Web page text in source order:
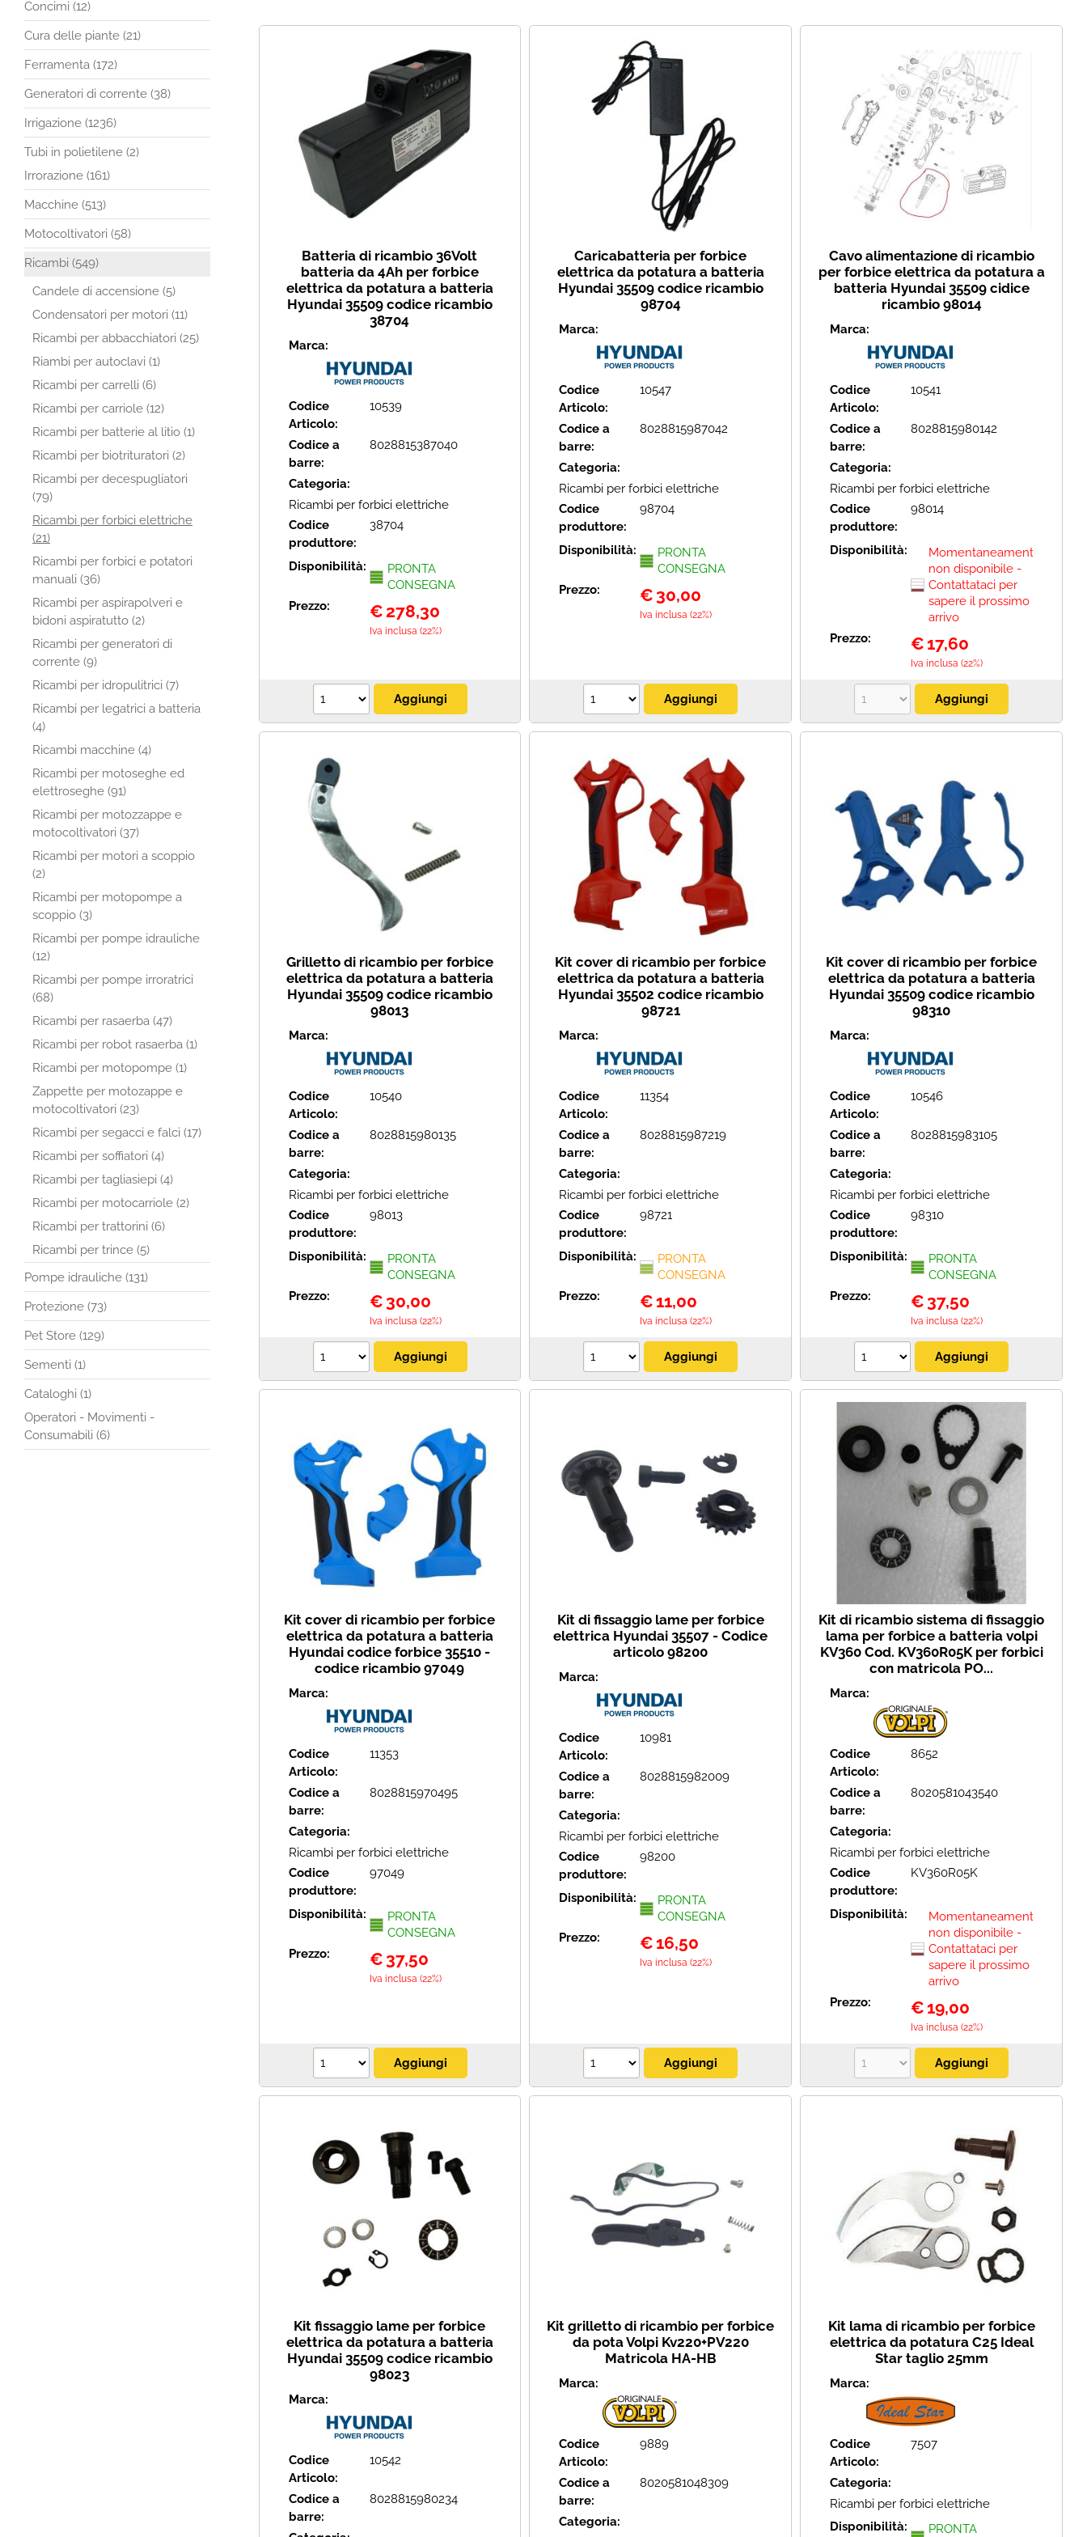
Concimi (12)
Cura delle piante (21)
Ferramenta (172)
Generatori di corrente (38)
Irrigazione (1236)
Tubi in polietilene (2)
Irrorazione (161)
Macchine (513)
Motocoltivatori (58)
Ricambi (549)
Candele di accensione (5)
Condensatori per motori (11)
Ricambi per abbacchiatori (25)
Riambi per autoclavi (1)
Ricambi per carrelli (6)
Ricambi per carriole (12)
Ricambi per batterie al litio (1)
Ricambi per biotrituratori (2)
Ricambi per decespugliatori
(79)
Ricambi per forbici elettriche
(21)
Ricambi per forbici e potatori
manuali (36)
Ricambi per aspirapolveri e
bidoni aspiratutto (2)
Ricambi per generatori di
corrente (9)
Ricambi per idropulitrici (7)
Ricambi per legatrici a batteria
(4)
Ricambi macchine (4)
Ricambi per motoseghe ed
elettroseghe (91)
Ricambi per motozzappe e
motocoltivatori (37)
Ricambi per motori a scoppio
(2)
Ricambi per motopompe a
scoppio (3)
Ricambi per pompe idrauliche
(12)
Ricambi per pompe irroratrici
(68)
Ricambi per rasaerba (47)
Ricambi per robot rasaerba (1)
Ricambi per motopompe (1)
Zappette per motozappe e
motocoltivatori (23)
Ricambi per segacci e falci (17)
Ricambi per soffiatori (4)
Ricambi per tagliasiepi (4)
Ricambi per motocarriole (2)
Ricambi per trattorini (6)
Ricambi per trince (5)
Pompe idrauliche (131)
Protezione (73)
Pet Store (129)
Sementi (1)
Cataloghi (1)
Operatori - Movimenti -
Consumabili (6)
Batteria di ricambio 36Volt
batteria da 4Ah per forbice
elettrica da potatura a batteria
Hyundai 35509 codice ricambio
38704
Marca:
Codice
Articolo:
10539
Codice a
barre:
8028815387040
Categoria:
Ricambi per forbici elettriche
Codice
produttore:
38704
Disponibilità:
PRONTA
CONSEGNA
Prezzo:
€278,30
Iva inclusa (22%)
Caricabatteria per forbice
elettrica da potatura a batteria
Hyundai 35509 codice ricambio
98704
Marca:
Codice
Articolo:
10547
Codice a
barre:
8028815987042
Categoria:
Ricambi per forbici elettriche
Codice
produttore:
98704
Disponibilità:
PRONTA
CONSEGNA
Prezzo:
€ 30,00
Iva inclusa (22%)
Cavo alimentazione di ricambio
per forbice elettrica da potatura a
batteria Hyundai 35509 cidice
ricambio 98014
Marca:
Codice
Articolo:
10541
Codice a
barre:
8028815980142
Categoria:
Ricambi per forbici elettriche
Codice
produttore:
98014
Disponibilità:
Momentaneamente
non disponibile -
Contattataci per
sapere il prossimo
arrivo
Prezzo:
€ 17,60
Iva inclusa (22%)
Grilletto di ricambio per forbice
elettrica da potatura a batteria
Hyundai 35509 codice ricambio
98013
Marca:
Codice
Articolo:
10540
Codice a
barre:
8028815980135
Categoria:
Ricambi per forbici elettriche
Codice
produttore:
98013
Disponibilità:
PRONTA
CONSEGNA
Prezzo:
€ 30,00
Iva inclusa (22%)
Kit cover di ricambio per forbice
elettrica da potatura a batteria
Hyundai 35502 codice ricambio
98721
Marca:
Codice
Articolo:
11354
Codice a
barre:
8028815987219
Categoria:
Ricambi per forbici elettriche
Codice
produttore:
98721
Disponibilità:
PRONTA
CONSEGNA
Prezzo:
€ 11,00
Iva inclusa (22%)
Kit cover di ricambio per forbice
elettrica da potatura a batteria
Hyundai 35509 codice ricambio
98310
Marca:
Codice
Articolo:
10546
Codice a
barre:
8028815983105
Categoria:
Ricambi per forbici elettriche
Codice
produttore:
98310
Disponibilità:
PRONTA
CONSEGNA
Prezzo:
€ 37,50
Iva inclusa (22%)
Kit cover di ricambio per forbice
elettrica da potatura a batteria
Hyundai codice forbice 35510 -
codice ricambio 97049
Marca:
Codice
Articolo:
11353
Codice a
barre:
8028815970495
Categoria:
Ricambi per forbici elettriche
Codice
produttore:
97049
Disponibilità:
PRONTA
CONSEGNA
Prezzo:
€ 37,50
Iva inclusa (22%)
Kit di fissaggio lame per forbice
elettrica Hyundai 35507 - Codice
articolo 98200
Marca:
Codice
Articolo:
10981
Codice a
barre:
8028815982009
Categoria:
Ricambi per forbici elettriche
Codice
produttore:
98200
Disponibilità:
PRONTA
CONSEGNA
Prezzo:
€ 16,50
Iva inclusa (22%)
Kit di ricambio sistema di fissaggio
lama per forbice a batteria volpi
KV360 Cod. KV360R05K per forbici
con matricola PO...
Marca:
Codice
Articolo:
8652
Codice a
barre:
8020581043540
Categoria:
Ricambi per forbici elettriche
Codice
produttore:
KV360R05K
Disponibilità:
Momentaneamente
non disponibile -
Contattataci per
sapere il prossimo
arrivo
Prezzo:
€ 19,00
Iva inclusa (22%)
Kit fissaggio lame per forbice
elettrica da potatura a batteria
Hyundai 35509 codice ricambio
98023
Marca:
Codice
Articolo:
10542
Codice a
barre:
8028815980234
Kit grilletto di ricambio per forbice
da pota Volpi Kv220+PV220
Matricola HA-HB
Marca:
Codice
Articolo:
9889
Codice a
barre:
8020581048309
Categoria:
Kit lama di ricambio per forbice
elettrica da potatura C25 Ideal
Star taglio 25mm
Marca:
Codice
Articolo:
7507
Categoria:
Ricambi per forbici elettriche
Disponibilità:
PRONTA